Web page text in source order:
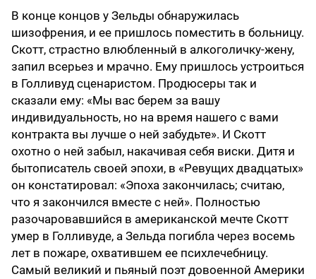
В конце концов у Зельды обнаружилась
шизофрения, и ее пришлось поместить в больницу.
Скотт, страстно влюб­ленный в алкоголичку-жену,
запил всерьез и мрачно. Ему пришлось устроиться
в Голливуд сценаристом. Продюсеры так и
сказали ему: «Мы вас берем за вашу
индивидуальность, но на время нашего с вами
контракта вы лучше о ней забудьте». И Скотт
охотно о ней забыл, накачивая себя виски. Дитя и
бытописатель своей эпохи, в «Ревущих двадцатых»
он констатировал: «Эпоха закончилась; считаю,
что я закончился вместе с ней». Полностью
разочаровавшийся в американской мечте Скотт
умер в Голливуде, а Зельда погибла через восемь
лет в пожаре, охватившем ее психлечебницу.
Самый великий и пьяный поэт довоенной Америки